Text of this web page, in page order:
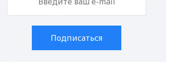
Подписаться